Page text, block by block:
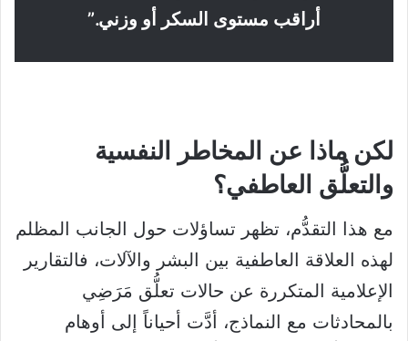
أراقب مستوى السكر أو وزني.”
لكن ماذا عن المخاطر النفسية
والتعلُّق العاطفي؟
مع هذا التقدُّم، تظهر تساؤلات حول الجانب المظلم
لهذه العلاقة العاطفية بين البشر والآلات، فالتقارير
الإعلامية المتكررة عن حالات تعلُّق مَرَضِي
بالمحادثات مع النماذج، أدَّت أحياناً إلى أوهام